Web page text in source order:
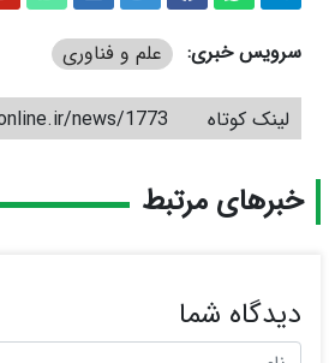
سرویس خبری: علم و فناوری
لینک کوتاه news/1773
خبرهای مرتبط
دیدگاه شما